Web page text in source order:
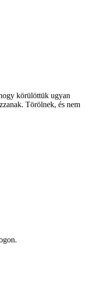
körülöttük ugyan
Törölnek, és nem